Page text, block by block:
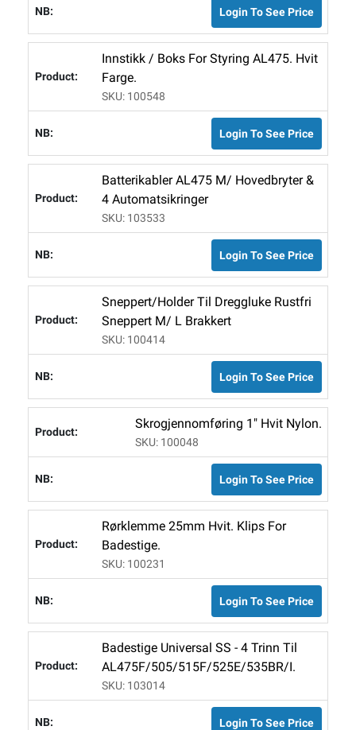
Login To See Price
Innstikk / Boks For Styring AL475. Hvit
Farge.
SKU: 100548
Login To See Price
Batterikabler AL475 M/ Hovedbryter &
4 Automatsikringer
SKU: 103533
Login To See Price
Sneppert/holder Til Dreggluke Rustfri
Sneppert M/ L Brakkert
SKU: 100414
Login To See Price
Skrogjennomføring 1" Hvit Nylon.
SKU: 100048
Login To See Price
Rørklemme 25mm Hvit. Klips For
Badestige.
SKU: 100231
Login To See Price
Badestige Universal SS - 4 Trinn Til
AL475F/505/515F/525E/535BR/I.
SKU: 103014
Login To See Price